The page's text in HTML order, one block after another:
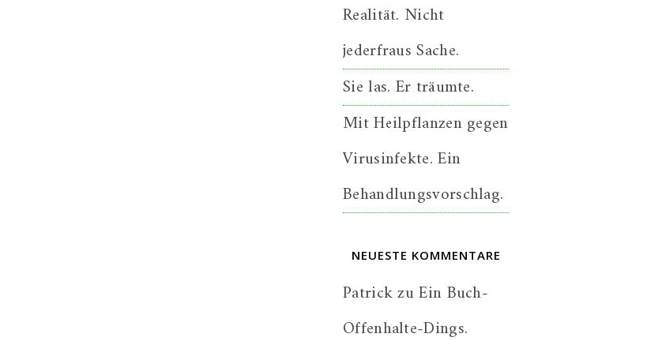
Realität. Nicht
jederfraus Sache.
Sie las. Er träumte.
Mit Heilpflanzen gegen
Virusinfekte. Ein
Behandlungsvorschlag.
NEUESTE KOMMENTARE
PatrickzuEin Buch-
Offenhalte-Dings.